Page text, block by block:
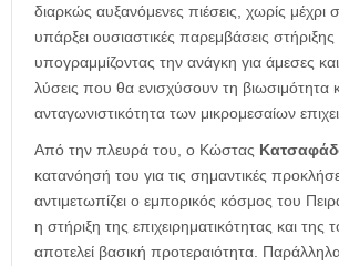
διαρκώς αυξανόμενες πιέσεις, χωρίς μέχρι
υπάρξει ουσιαστικές παρεμβάσεις
υπογραμμίζοντας την ανάγκη για άμεσες
λύσεις που θα ενισχύσουν τη βιωσιμότητα
ανταγωνιστικότητα των μικρομεσαίων
Από την πλευρά του, ο Κώστας
κατανόησή του για τις σημαντικές
αντιμετωπίζει ο εμπορικός κόσμος του
η στήριξη της επιχειρηματικότητας και της
αποτελεί βασική προτεραιότητα.